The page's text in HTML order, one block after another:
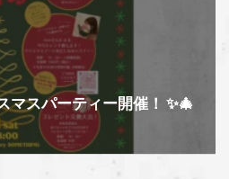
マスパーティー開催！ ✨🎄